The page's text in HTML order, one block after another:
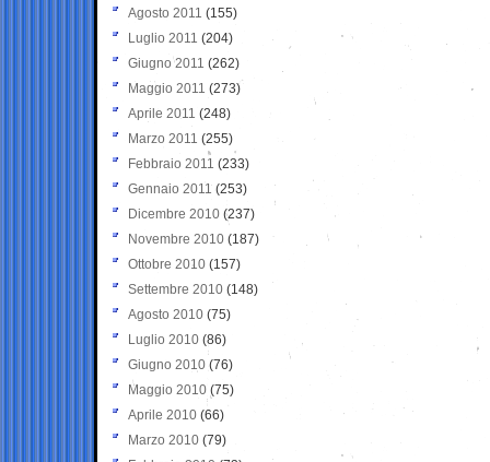
Agosto 2011 (155)
Luglio 2011 (204)
Giugno 2011 (262)
Maggio 2011 (273)
Aprile 2011 (248)
Marzo 2011 (255)
Febbraio 2011 (233)
Gennaio 2011 (253)
Dicembre 2010 (237)
Novembre 2010 (187)
Ottobre 2010 (157)
Settembre 2010 (148)
Agosto 2010 (75)
Luglio 2010 (86)
Giugno 2010 (76)
Maggio 2010 (75)
Aprile 2010 (66)
Marzo 2010 (79)